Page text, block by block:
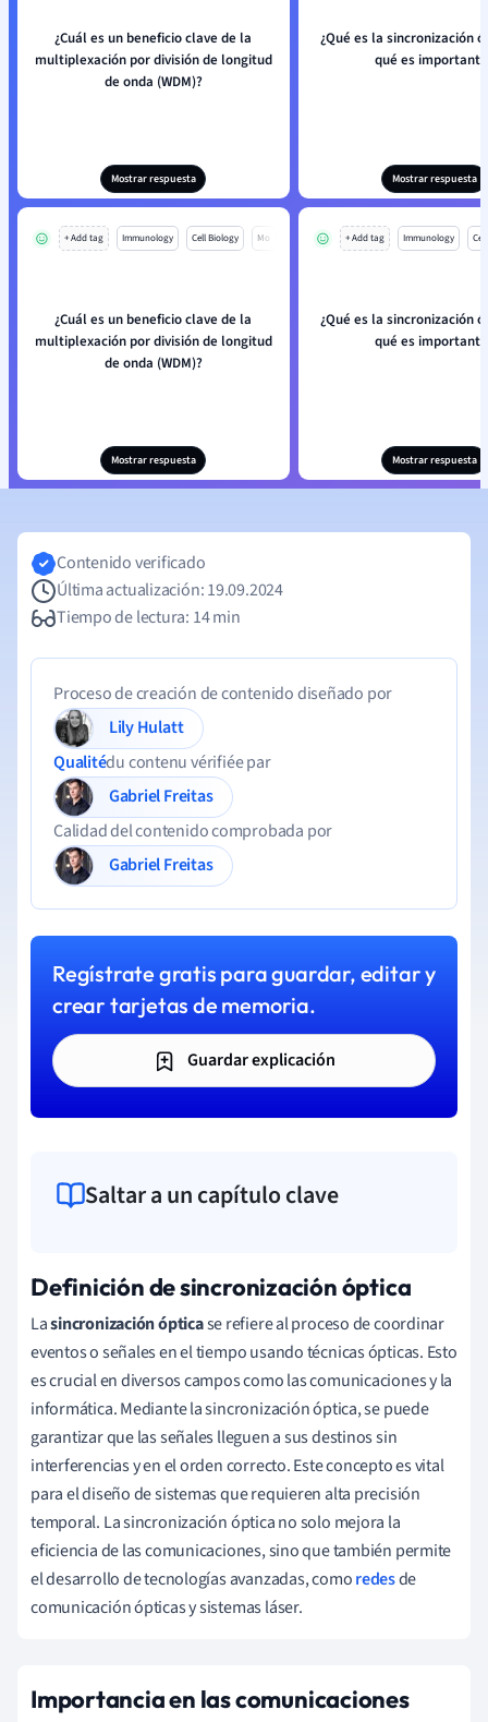
¿Cuál es un beneficio clave de la
multiplexación por división de longitud
de onda (WDM)?
Mostrar respuesta
¿Qué es la sincronización
qué es
Mostrar respuesta
+ Add tag Immunology Cell Biology Mo
¿Cuál es un beneficio clave de la
multiplexación por división de longitud
de onda (WDM)?
Mostrar respuesta
+ Add tag Immunology
¿Qué es la sincronización
qué es
Mostrar respuesta
Contenido verificado
Última actualización: 19.09.2024
Tiempo de lectura: 14 min
Proceso de creación de contenido diseñado por
Lily Hulatt
Qualitédu contenu vérifiée par
Gabriel Freitas
Calidad del contenido comprobada por
Gabriel Freitas
Regístrate gratis para guardar, editar y
crear tarjetas de memoria.
Guardar explicación
Saltar a un capítulo clave
Definición de sincronización óptica
Lasincronización ópticase refiere al proceso de coordinar
eventos o señales en el tiempo usando técnicas ópticas. Esto
es crucial en diversos campos como las comunicaciones y la
informática. Mediante la sincronización óptica, se puede
garantizar que las señales lleguen a sus destinos sin
interferencias y en el orden correcto. Este concepto es vital
para el diseño de sistemas que requieren alta precisión
temporal. La sincronización óptica no solo mejora la
eficiencia de las comunicaciones, sino que también permite
el desarrollo de tecnologías avanzadas, comoredesde
comunicación ópticas y sistemas láser.
Importancia en las comunicaciones